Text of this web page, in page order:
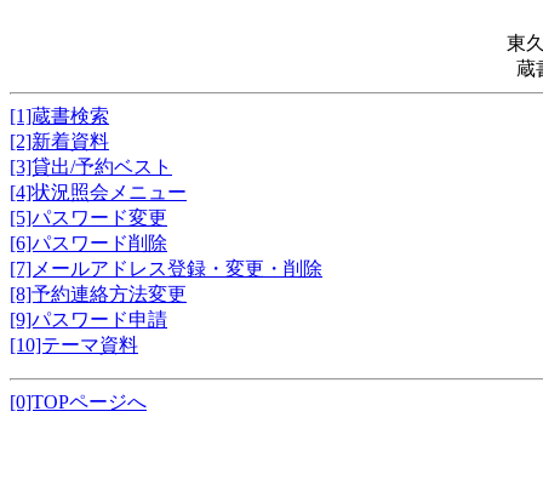
東
蔵
[1]蔵書検索
[2]新着資料
[3]貸出/予約ベスト
[4]状況照会メニュー
[5]パスワード変更
[6]パスワード削除
[7]メールアドレス登録・変更・削除
[8]予約連絡方法変更
[9]パスワード申請
[10]テーマ資料
[0]TOPページへ